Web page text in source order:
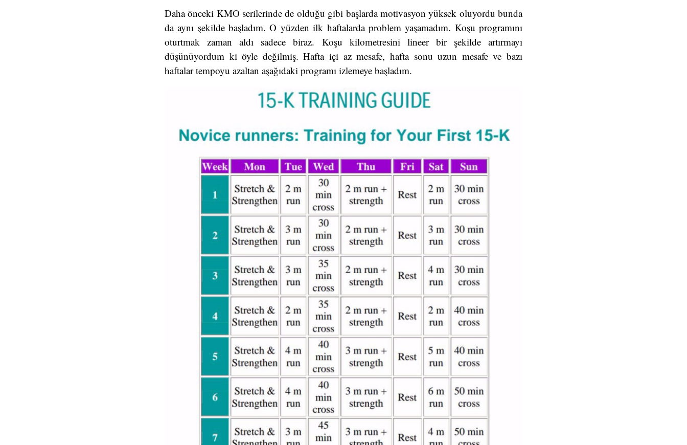
Daha önceki KMO serilerinde de olduğu gibi başlarda motivasyon yüksek oluyordu bunda
da aynı şekilde başladım. O yüzden ilk haftalarda problem yaşamadım. Koşu programını
oturtmak zaman aldı sadece biraz. Koşu kilometresini lineer bir şekilde artırmayı
düşünüyordum ki öyle değilmiş. Hafta içi az mesafe, hafta sonu uzun mesafe ve bazı
haftalar tempoyu azaltan aşağıdaki programı izlemeye başladım.